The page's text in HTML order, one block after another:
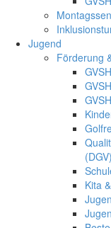
Jugend
Förderung
(DGV)
Kita